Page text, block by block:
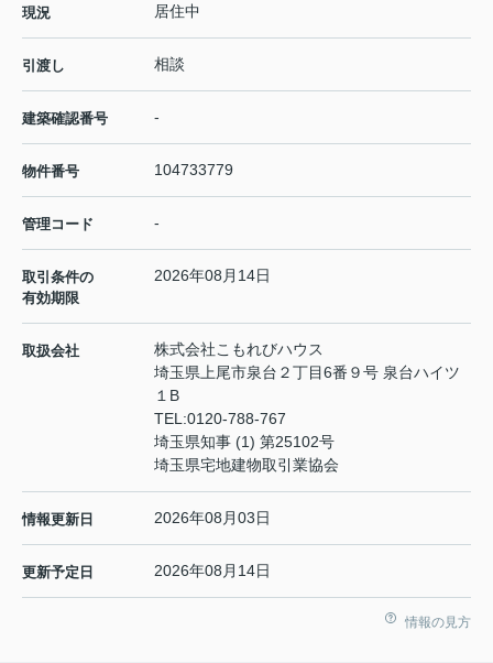
現況 居住中
引渡し 相談
建築確認番号 -
物件番号 104733779
管理コード -
取引条件の
有効期限
2026年08月14日
取扱会社
株式会社こもれびハウス
埼玉県上尾市泉台２丁目6番９号 泉台ハイツ
１B
TEL:0120-788-767
埼玉県知事 (1) 第25102号
埼玉県宅地建物取引業協会
情報更新日 2026年08月03日
更新予定日 2026年08月14日
情報の見方